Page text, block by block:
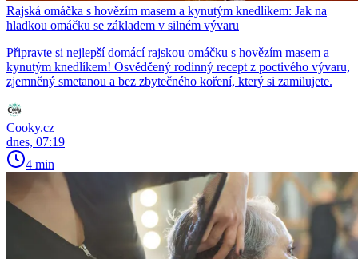
Rajská omáčka s hovězím masem a kynutým knedlíkem: Jak na
hladkou omáčku se základem v silném vývaru
Připravte si nejlepší domácí rajskou omáčku s hovězím masem a
kynutým knedlíkem! Osvědčený rodinný recept z poctivého vývaru,
zjemněný smetanou a bez zbytečného koření, který si zamilujete.
Cooky.cz
dnes, 07:19
4 min